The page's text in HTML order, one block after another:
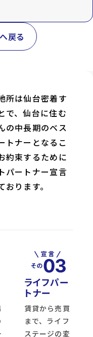
戻る
所は仙台密着す
で、仙台に住む
の中長期のベス
トナーとなるこ
約束するために
パートナー宣言
おります。
ライフパー
トナー
賃貸から売買
まで、ライフ
ステージの変